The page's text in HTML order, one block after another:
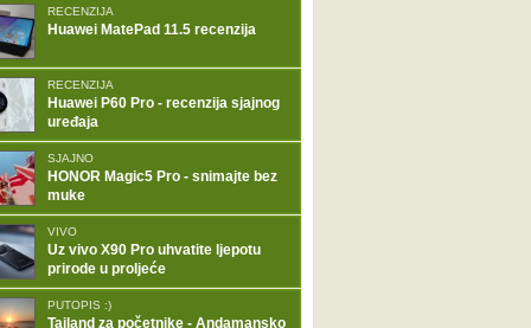
RECENZIJA
Huawei MatePad 11.5 recenzija
RECENZIJA
Huawei P60 Pro - recenzija sjajnog
uređaja
SJAJNO
HONOR Magic5 Pro - snimajte bez
muke
VIVO
Uz vivo X90 Pro uhvatite ljepotu
prirode u proljeće
PUTOPIS :)
Tajland za početnike - Andamansko